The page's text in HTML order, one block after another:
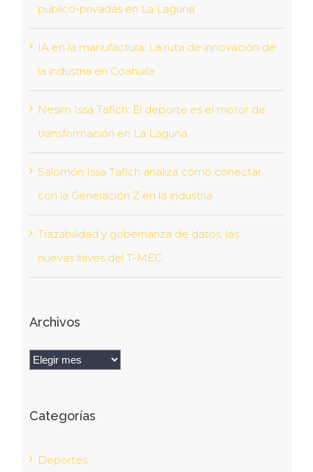
público-privadas en La Laguna
IA en la manufactura: La ruta de innovación de
la industria en Coahuila
Nesim Issa Tafich: El deporte es el motor de
transformación en La Laguna
Salomón Issa Tafich analiza cómo conectar
con la Generación Z en la industria
Trazabilidad y gobernanza de datos, las
nuevas llaves del T-MEC
Archivos
Archivos
Categorías
Deportes